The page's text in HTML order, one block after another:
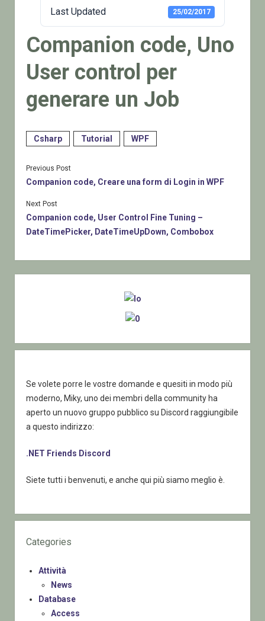
Last Updated 25/02/2017
Companion code, Uno
User control per
generare un Job
Csharp Tutorial WPF
Previous Post
Companion code, Creare una form di Login in WPF
Next Post
Companion code, User Control Fine Tuning –
DateTimePicker, DateTimeUpDown, Combobox
Se volete porre le vostre domande e quesiti in modo più
moderno, Miky, uno dei membri della community ha
aperto un nuovo gruppo pubblico su Discord raggiungibile
a questo indirizzo:
.NET Friends Discord
Siete tutti i benvenuti, e anche qui più siamo meglio è.
Categories
Attività
News
Database
Access